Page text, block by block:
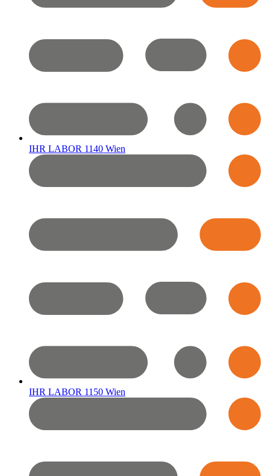
IHR LABOR 1140 Wien
IHR LABOR 1150 Wien